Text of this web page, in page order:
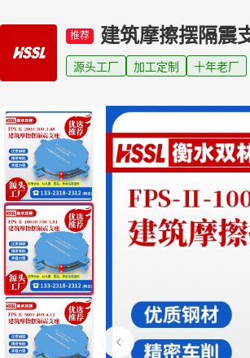
推荐 建筑摩擦摆隔震
源头工厂 加工定制 十年老厂